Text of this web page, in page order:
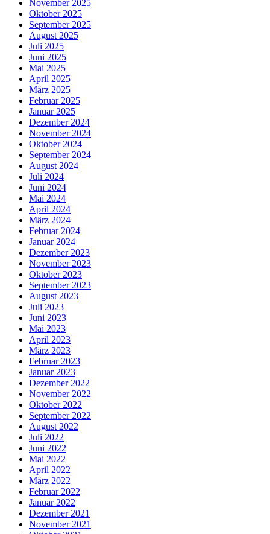
November 2025
Oktober 2025
September 2025
August 2025
Juli 2025
Juni 2025
Mai 2025
April 2025
März 2025
Februar 2025
Januar 2025
Dezember 2024
November 2024
Oktober 2024
September 2024
August 2024
Juli 2024
Juni 2024
Mai 2024
April 2024
März 2024
Februar 2024
Januar 2024
Dezember 2023
November 2023
Oktober 2023
September 2023
August 2023
Juli 2023
Juni 2023
Mai 2023
April 2023
März 2023
Februar 2023
Januar 2023
Dezember 2022
November 2022
Oktober 2022
September 2022
August 2022
Juli 2022
Juni 2022
Mai 2022
April 2022
März 2022
Februar 2022
Januar 2022
Dezember 2021
November 2021